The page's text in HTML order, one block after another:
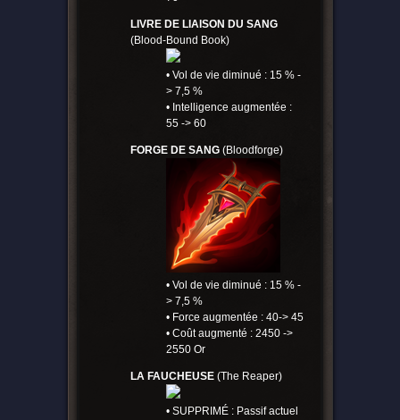
LIVRE DE LIAISON DU SANG
(Blood-Bound Book)
• Vol de vie diminué : 15 % -
> 7,5 %
• Intelligence augmentée :
55 -> 60
FORGE DE SANG(Bloodforge)
• Vol de vie diminué : 15 % -
> 7,5 %
• Force augmentée : 40-> 45
• Coût augmenté : 2450 ->
2550 Or
LA FAUCHEUSE(The Reaper)
• SUPPRIMÉ : Passif actuel